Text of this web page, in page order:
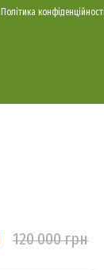
Політика конфіденційності
120 000 грн